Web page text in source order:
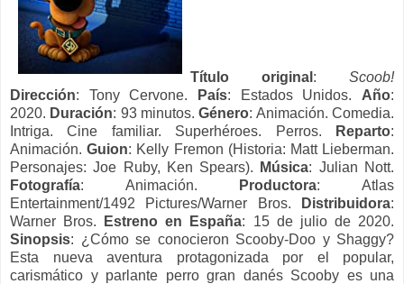
Título original : Scoob!
Dirección: Tony Cervone. País: Estados Unidos. Año:
2020. Duración: 93 minutos.Género: Animación. Comedia.
Intriga. Cine familiar. Superhéroes. Perros.
Reparto:
Animación.Guion: Kelly Fremon (Historia: Matt Lieberman.
Personajes: Joe Ruby, Ken Spears).
Música: Julian Nott.
Fotografía: Animación. Productora: Atlas
Entertainment/1492 Pictures/Warner Bros.
Distribuidora:
Warner Bros.
Estreno en España: 15 de julio de 2020.
Sinopsis: ¿Cómo se conocieron Scooby-Doo y Shaggy?
Esta nueva aventura protagonizada por el popular,
carismático y parlante perro gran danés Scooby es una